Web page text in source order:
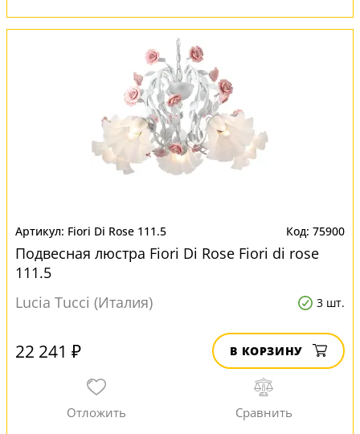
Fiori Di Rose 111.5 75900
Подвесная люстра Fiori Di Rose Fiori di rose
111.5
Lucia Tucci (Италия)
3 шт.
22 241 ₽ В КОРЗИНУ